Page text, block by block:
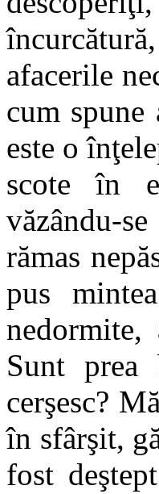
afacerile
cum
este o
scote în
văzându-
rămas
pus
Sunt prea
cerşesc?
în sfârşit,
fost